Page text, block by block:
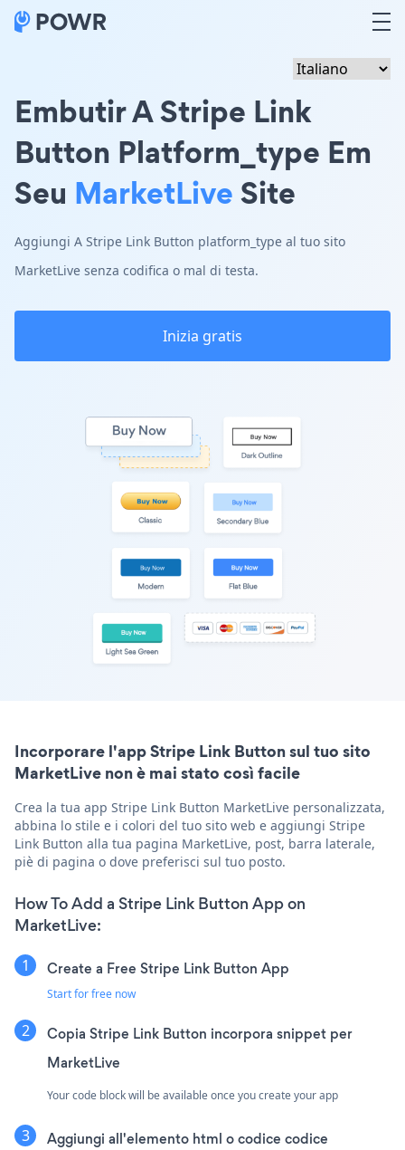
Embutir A Stripe Link
Button Platform_type Em
Seu MarketLiveSite
Aggiungi A Stripe Link Button platform_type al tuo sito
MarketLive senza codifica o mal di testa.
Inizia gratis
Incorporare l'app Stripe Link Button sul tuo sito
MarketLive non è mai stato così facile
Crea la tua app Stripe Link Button MarketLive personalizzata,
abbina lo stile e i colori del tuo sito web e aggiungi Stripe
Link Button alla tua pagina MarketLive, post, barra laterale,
piè di pagina o dove preferisci sul tuo posto.
How To Add a Stripe Link Button App on
MarketLive:
Create a Free Stripe Link Button App
Start for free now
Copia Stripe Link Button incorpora snippet per
MarketLive
Your code block will be available once you create your app
Aggiungi all'elemento html o codice codice